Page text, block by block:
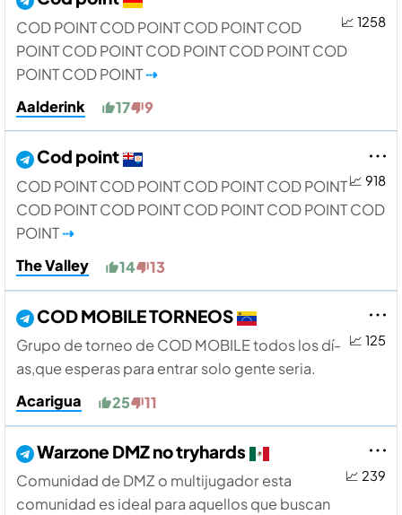
📈 1258
COD POINT COD POINT COD POINT COD
POINT COD POINT COD POINT COD POINT COD
POINT COD POINT⇢
Aalderink
17 9
📈 918
Cod point
COD POINT COD POINT COD POINT COD POINT
COD POINT COD POINT COD POINT COD POINT COD
POINT⇢
The Valley
14 13
📈 125
COD MOBILE TORNEOS
Grupo de torneo de COD MOBILE todos los dí­
as,que esperas para entrar solo gente seria.
Acarigua
25 11
📈 239
Warzone DMZ no tryhards
Comunidad de DMZ o multijugador esta
comunidad es ideal para aquellos que buscan